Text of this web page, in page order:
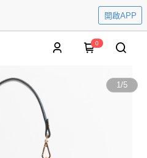
開啟APP
0
1/5